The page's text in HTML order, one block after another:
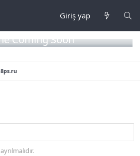
Giriş yap
Coming Soon